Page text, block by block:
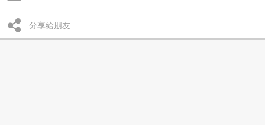
分享給朋友